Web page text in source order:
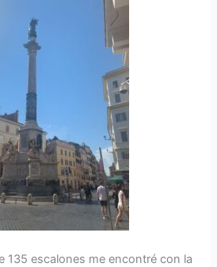
135 escalones me encontré con la